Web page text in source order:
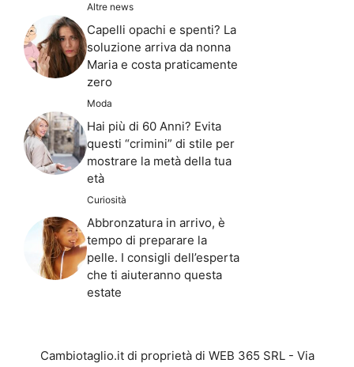
Altre news
Capelli opachi e spenti? La
soluzione arriva da nonna
Maria e costa praticamente
zero
Moda
Hai più di 60 Anni? Evita
questi “crimini” di stile per
mostrare la metà della tua
età
Curiosità
Abbronzatura in arrivo, è
tempo di preparare la
pelle. I consigli dell’esperta
che ti aiuteranno questa
estate
Cambiotaglio.it di proprietà di WEB 365 SRL - Via